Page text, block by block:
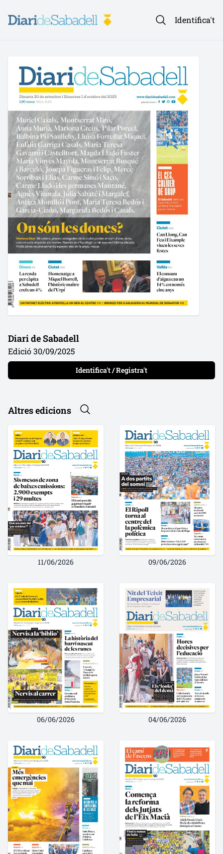
Identifica't
Diari de Sabadell
Edició 30/09/2025
Identifica't / Registra't
Altres edicions
11/06/2026 09/06/2026
06/06/2026 04/06/2026